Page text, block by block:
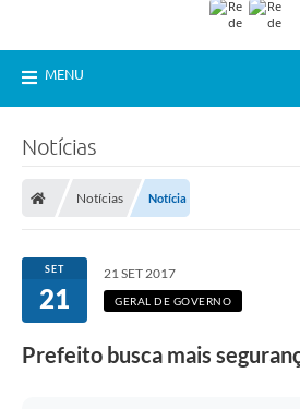
MENU
Notícias
Notícias Notícia
SET
21
21 SET 2017
GERAL DE GOVERNO
Prefeito busca mais